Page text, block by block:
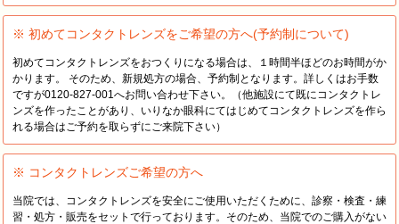
※ 初めてコンタクトレンズをご希望の方へ(予約制について)
初めてコンタクトレンズをおつくりになる場合は、１時間半ほどのお時間がか
かります。 そのため、新規処方の場合、予約制となります。詳しくはお手数
ですが0120-827-001へお問い合わせ下さい。（他施設にて既にコンタクトレ
ンズを作ったことがあり、いりなか眼科にてはじめてコンタクトレンズを作ら
れる場合はご予約を取らずにご来院下さい）
※ コンタクトレンズご希望の方へ
当院では、コンタクトレンズを安全にご使用いただくために、診察・検査・練
習・処方・販売をセットで行っております。そのため、当院でのご購入がない